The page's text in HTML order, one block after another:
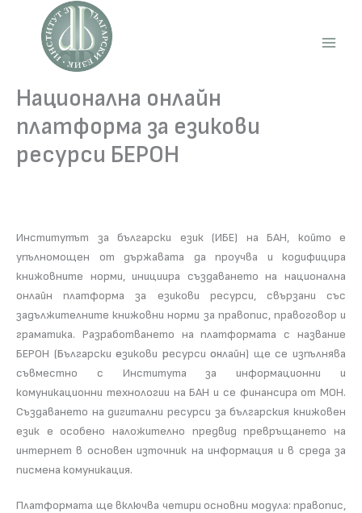
content
Национална онлайн
платформа за езикови
ресурси БЕРОН
Институтът за български език (ИБЕ) на БАН, който е
упълномощен от държавата да проучва и кодифицира
книжовните норми, инициира създаването на национална
онлайн платформа за езикови ресурси, свързани със
задължителните книжовни норми за правопис, правоговор и
граматика. Разработването на платформата с название
БЕРОН (Българскиезикови ресурсионлайн) ще се изпълнява
съвместно с Института за информационни и
комуникационни технологии на БАН и се финансира от МОН.
Създаването на дигитални ресурси за българския книжовен
език е особено наложително предвид превръщането на
интернет в основен източник на информация и в среда за
писмена комуникация.
Платформата ще включва четири основни модула: правопис,